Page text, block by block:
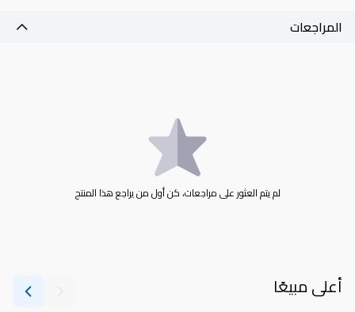
المراجعات
لم يتم العثور على مراجعات، كن أول من يراجع هذا المنتج
أعلى مبيعًا